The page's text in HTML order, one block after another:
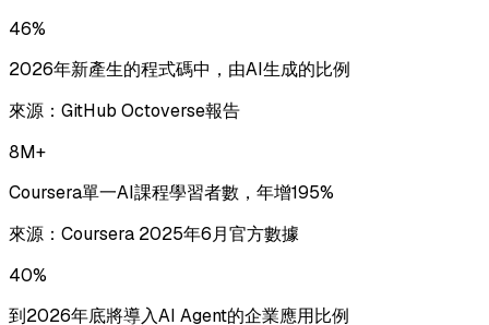
46%
2026年新產生的程式碼中，由AI生成的比例
來源： GitHub Octoverse報告
8M+
Coursera單一AI課程學習者數，年增195%
來源： Coursera 2025年6月官方數據
40%
到2026年底將導入AI Agent的企業應用比例